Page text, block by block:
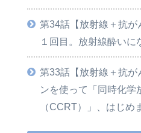
第34話【放射線＋抗
１回目。放射線酔い
第33話【放射線＋抗
ンを使って「同時化学
（CCRT）」、はじめ